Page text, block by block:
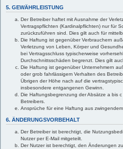
5. GEWÄHRLEISTUNG
Der Betreiber haftet mit Ausnahme der
Vertragspflichten (Kardinalpflichten) nur für
zurückzuführen sind. Dies gilt auch für
Die Haftung ist gegenüber Verbrauchern
Verletzung von Leben, Körper und
bei Vertragsschluss typischerweise
Durchschnittsschäden begrenzt. Dies gilt
Die Haftung ist gegenüber Unternehmern
oder grob fahrlässigem Verhalten des
Übrigen der Höhe nach auf die
insbesondere entgangenen Gewinn.
Die Haftungsbegrenzung der Absätze a bis
Betreibers.
Ansprüche für eine Haftung aus
6. ÄNDERUNGSVORBEHALT
Der Betreiber ist berechtigt, die
Nutzer per E-Mail mitgeteilt.
Der Nutzer ist berechtigt, den Änderungen